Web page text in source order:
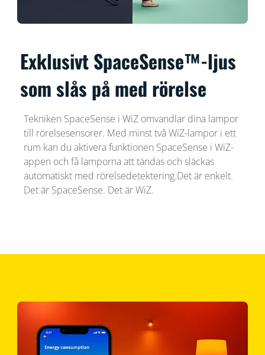
Exklusivt SpaceSense™-ljus
som slås på med rörelse
Tekniken SpaceSense i WiZ omvandlar dina lampor
till rörelsesensorer. Med minst två WiZ-lampor i ett
rum kan du aktivera funktionen SpaceSense i WiZ-
appen och få lamporna att tändas och släckas
automatiskt med rörelsedetektering.Det är enkelt.
Det är SpaceSense. Det är WiZ.